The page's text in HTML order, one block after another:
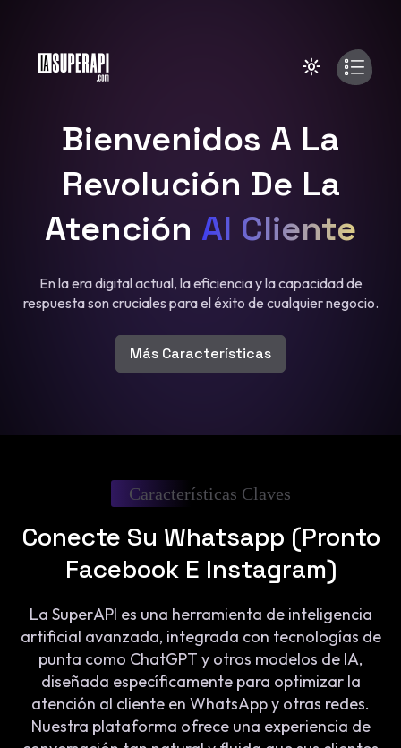
Bienvenidos A La
Revolución De La
Atención Al Cliente
En la era digital actual, la eficiencia y la capacidad de
respuesta son cruciales para el éxito de cualquier negocio.
Más Características
Características Claves
Conecte Su Whatsapp (pronto
Facebook E Instagram)
La SuperAPI es una herramienta de inteligencia
artificial avanzada, integrada con tecnologías de
punta como ChatGPT y otros modelos de IA,
diseñada específicamente para optimizar la
atención al cliente en WhatsApp y otras redes.
Nuestra plataforma ofrece una experiencia de